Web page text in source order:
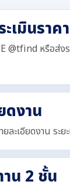
เมินราคา
หรือส่งร
ดงาน
ละเอียดงาน ระ
น 2 ชั้น